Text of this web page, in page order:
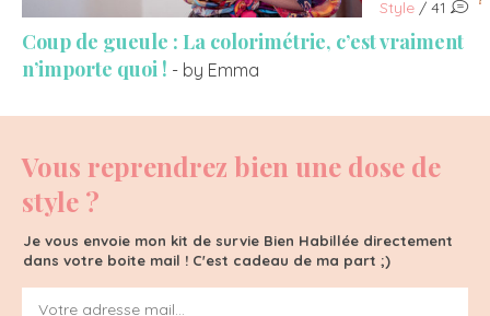
Style / 41
Coup de gueule : La colorimétrie, c’est vraiment
n’importe quoi ! - by Emma
Vous reprendrez bien une dose de
style ?
Je vous envoie mon kit de survie Bien Habillée directement
dans votre boite mail ! C'est cadeau de ma part ;)